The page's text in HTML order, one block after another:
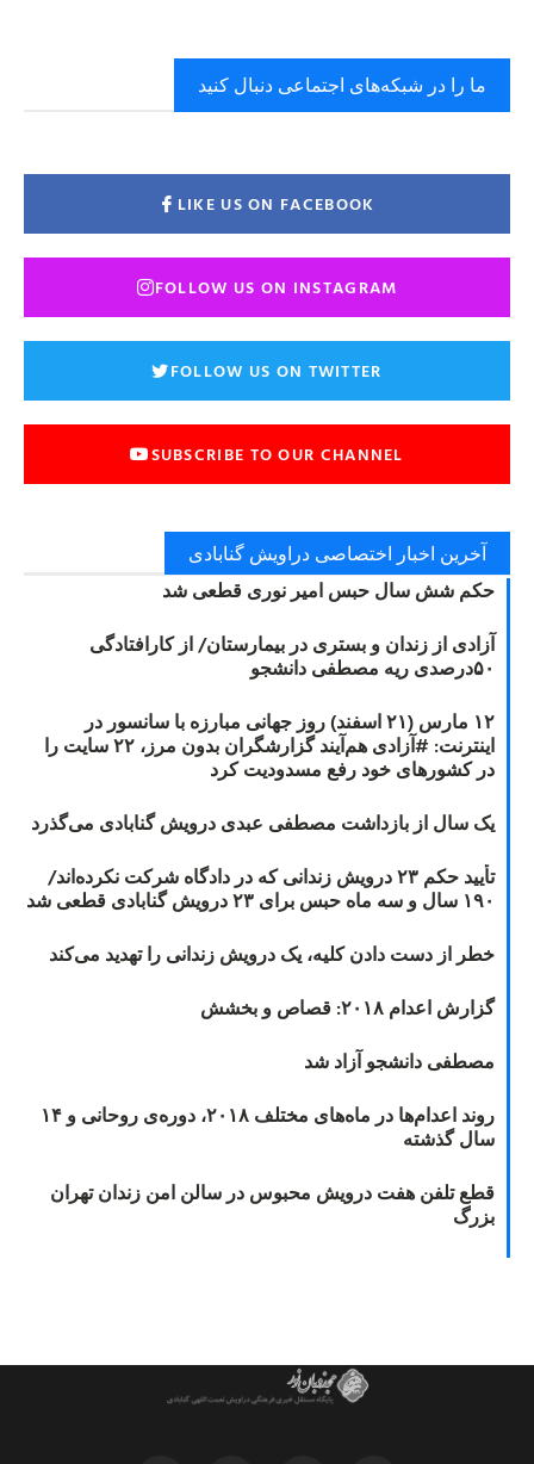
ما را در شبکه‌های اجتماعی دنبال کنید
LIKE US ON FACEBOOK
FOLLOW US ON INSTAGRAM
FOLLOW US ON TWITTER
SUBSCRIBE TO OUR CHANNEL
آخرین اخبار اختصاصی دراویش گنابادی
حکم شش سال حبس امیر نوری قطعی شد
آزادی از زندان و بستری در بیمارستان/ از کارافتادگی
۵۰درصدی ریه مصطفی دانشجو
۱۲ مارس (۲۱ اسفند) روز جهانی مبارزه با سانسور در
اینترنت: #آزادی هم‌آیند گزارشگران‌ بدون مرز، ۲۲ سایت را
در کشورهای خود رفع مسدودیت کرد
یک سال از بازداشت مصطفی عبدی درویش گنابادی می‌گذرد
تأیید حکم ۲۳ درویش زندانی که در دادگاه شرکت نکرده‌اند/
۱۹۰ سال و سه ماه حبس برای ۲۳ درویش گنابادی قطعی شد
خطر از دست دادن کلیه، یک درویش زندانی را تهدید می‌کند
گزارش اعدام ۲۰۱۸: قصاص و بخشش
مصطفی دانشجو آزاد شد
روند اعدام‌ها در ماه‌های مختلف ۲۰۱۸، دوره‌ی روحانی و ۱۴
سال گذشته
قطع تلفن هفت درویش محبوس در سالن امن زندان تهران
بزرگ